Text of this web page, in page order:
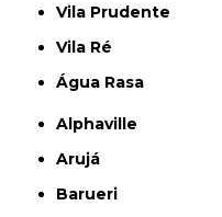
Vila Prudente
Vila Ré
Água Rasa
Alphaville
Arujá
Barueri